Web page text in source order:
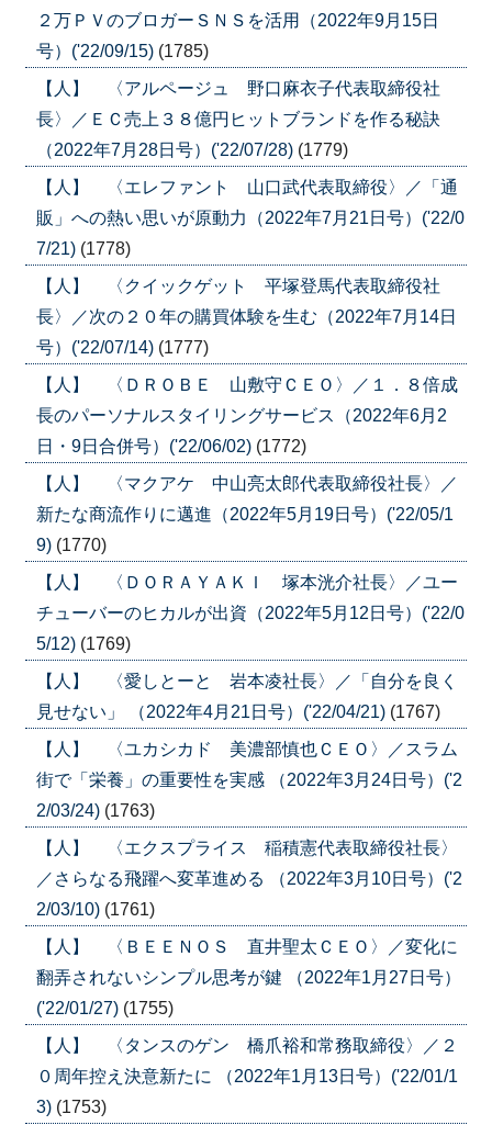
２万ＰＶのブロガーＳＮＳを活用（2022年9月15日
号）('22/09/15) (1785)
【人】 〈アルページュ 野口麻衣子代表取締役社
長〉／ＥＣ売上３８億円ヒットブランドを作る秘訣
（2022年7月28日号）('22/07/28) (1779)
【人】 〈エレファント 山口武代表取締役〉／「通
販」への熱い思いが原動力（2022年7月21日号）('22/0
7/21) (1778)
【人】 〈クイックゲット 平塚登馬代表取締役社
長〉／次の２０年の購買体験を生む（2022年7月14日
号）('22/07/14) (1777)
【人】 〈ＤＲＯＢＥ 山敷守ＣＥＯ〉／１．８倍成
長のパーソナルスタイリングサービス（2022年6月2
日・9日合併号）('22/06/02) (1772)
【人】 〈マクアケ 中山亮太郎代表取締役社長〉／
新たな商流作りに邁進（2022年5月19日号）('22/05/1
9) (1770)
【人】 〈ＤＯＲＡＹＡＫＩ 塚本洸介社長〉／ユー
チューバーのヒカルが出資（2022年5月12日号）('22/0
5/12) (1769)
【人】 〈愛しとーと 岩本凌社長〉／「自分を良く
見せない」 （2022年4月21日号）('22/04/21) (1767)
【人】 〈ユカシカド 美濃部慎也ＣＥＯ〉／スラム
街で「栄養」の重要性を実感 （2022年3月24日号）('2
2/03/24) (1763)
【人】 〈エクスプライス 稲積憲代表取締役社長〉
／さらなる飛躍へ変革進める （2022年3月10日号）('2
2/03/10) (1761)
【人】 〈ＢＥＥＮＯＳ 直井聖太ＣＥＯ〉／変化に
翻弄されないシンプル思考が鍵 （2022年1月27日号）
('22/01/27) (1755)
【人】 〈タンスのゲン 橋爪裕和常務取締役〉／２
０周年控え決意新たに （2022年1月13日号）('22/01/1
3) (1753)